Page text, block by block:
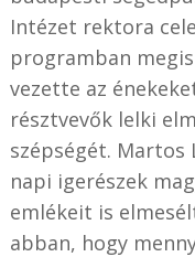
Intézet rektora
programban
vezette az
résztvevők lelki
szépségét. Martos
napi igerészek
emlékeit is
abban, hogy